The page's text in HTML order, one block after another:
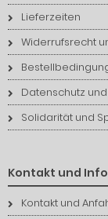
Lieferzeiten
Widerrufsrecht
Datenschutz
Solidarität und
Kontakt und
Kontakt und